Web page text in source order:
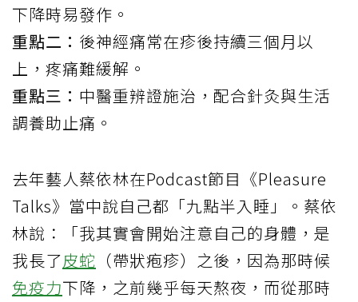
下降時易發作。
重點二： 後神經痛常在疹後持續三個月以
上，疼痛難緩解。
重點三： 中醫重辨證施治，配合針灸與生活
調養助止痛。
去年藝人蔡依林在Podcast節目《Pleasure
Talks》當中說自己都「九點半入睡」。蔡依
林說：「我其實會開始注意自己的身體，是
我長了皮蛇 （帶狀疱疹）之後，因為那時候
免疫力下降，之前幾乎每天熬夜，而從那時